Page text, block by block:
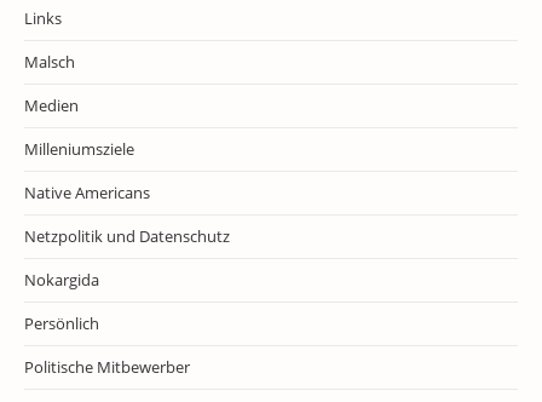
Links
Malsch
Medien
Milleniumsziele
Native Americans
Netzpolitik und Datenschutz
Nokargida
Persönlich
Politische Mitbewerber